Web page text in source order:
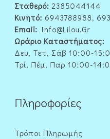
Σταθερό: 2385044144
Κινητό: 6943788988,
Email: Info@lilou.gr
Ωράριο Καταστήματος:
Δευ, Τετ, Σάβ 10:00-
Τρί, Πέμ, Παρ 10:00-
Πληροφορίες
Τρόποι Πληρωμής